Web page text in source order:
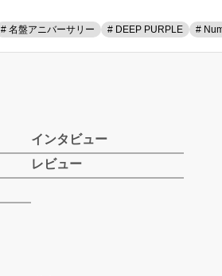
# 名盤アニバーサリー # DEEP PURPLE #
インタビュー
レビュー